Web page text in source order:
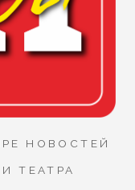
НОВОСТЕЙ
ТЕАТРА